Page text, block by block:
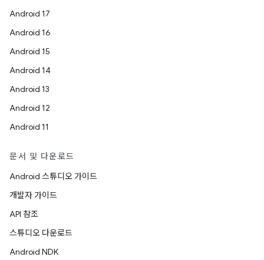
Android 17
Android 16
Android 15
Android 14
Android 13
Android 12
Android 11
문서 및 다운로드
Android 스튜디오 가이드
개발자 가이드
API 참조
스튜디오 다운로드
Android NDK